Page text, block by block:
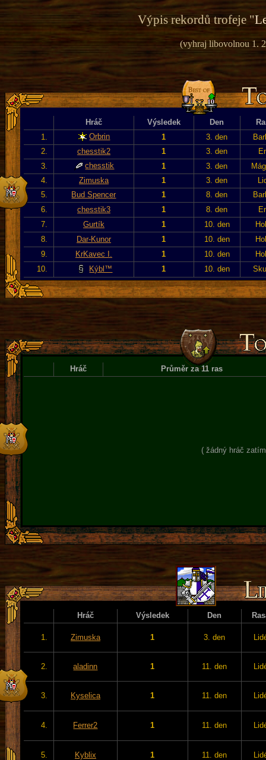
Výpis rekordů trofeje "
(vyhraj libovolnou 1.
Hráč Výsledek Den
1.
Orbrin 1 3. den
2.
chesstik2 1 3. den
3.
chesstik 1 3. den
4.
Zimuska 1 3. den
5.
Bud Spencer 1 8. den
6.
chesstik3 1 8. den
7.
Gurtík 1 10. den
8.
Dar-Kunor 1 10. den
9.
KrKavec I. 1 10. den
10.
Kýbl™ 1 10. den
Hráč Průměr za 11 ras
( žádný hráč
Hráč Výsledek Den
1. Zimuska 1 3. den
2. aladinn 1 11. den
3. Kyselica 1 11. den
4. Ferrer2 1 11. den
5. Kyblix 1 11. den